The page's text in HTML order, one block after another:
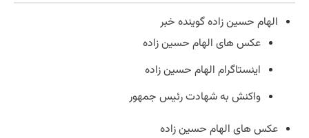
الهام حسین زاده گوینده خبر
عکس های الهام حسین زاده
اینستاگرام الهام حسین زاده
واکنش به شهادت رئیس جمهور
عکس های الهام حسین زاده